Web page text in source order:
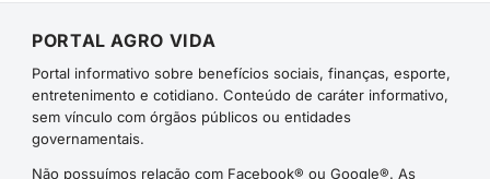
PORTAL AGRO VIDA
Portal informativo sobre benefícios sociais, finanças, esporte,
entretenimento e cotidiano. Conteúdo de caráter informativo,
sem vínculo com órgãos públicos ou entidades
governamentais.
Não possuímos relação com Facebook® ou Google®. As